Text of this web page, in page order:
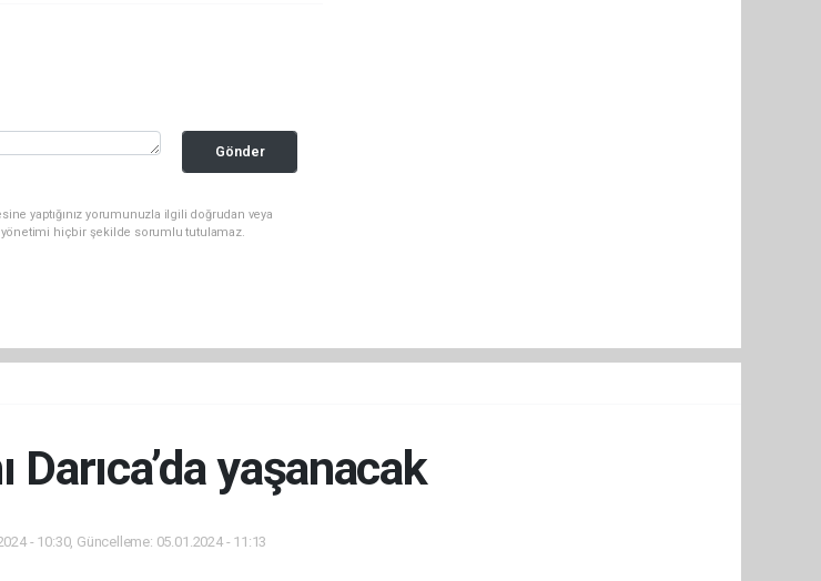
Gönder
yaptığınız yorumunuzla ilgili doğrudan veya
yönetimi hiçbir şekilde sorumlu tutulamaz.
Darıca’da yaşanacak
- 10:30, Güncelleme: 05.01.2024 - 11:13